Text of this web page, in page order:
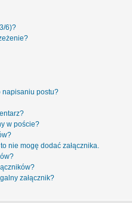
6)?
napisaniu postu?
w poście?
nie mogę dodać załącznika.
załącznik?